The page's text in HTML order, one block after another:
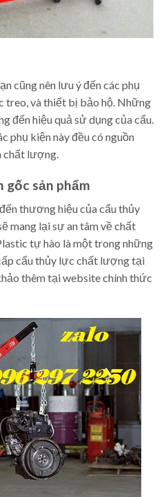
cũng nên lưu ý đến các phụ
treo, và thiết bị bảo hộ. Những
đến hiệu quả sử dụng của cẩu.
phụ kiện này đều có nguồn
chất lượng.
gốc sản phẩm
thương hiệu của cẩu thủy
mang lại sự an tâm về chất
tự hào là một trong những
cẩu thủy lực chất lượng tại
thêm tại website chính thức